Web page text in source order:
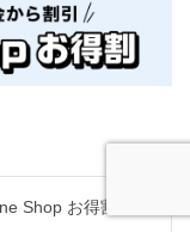
Shop お得割